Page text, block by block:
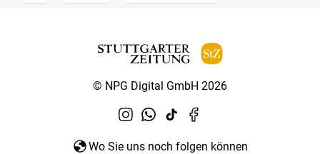
© NPG Digital GmbH 2026
Wo Sie uns noch folgen können